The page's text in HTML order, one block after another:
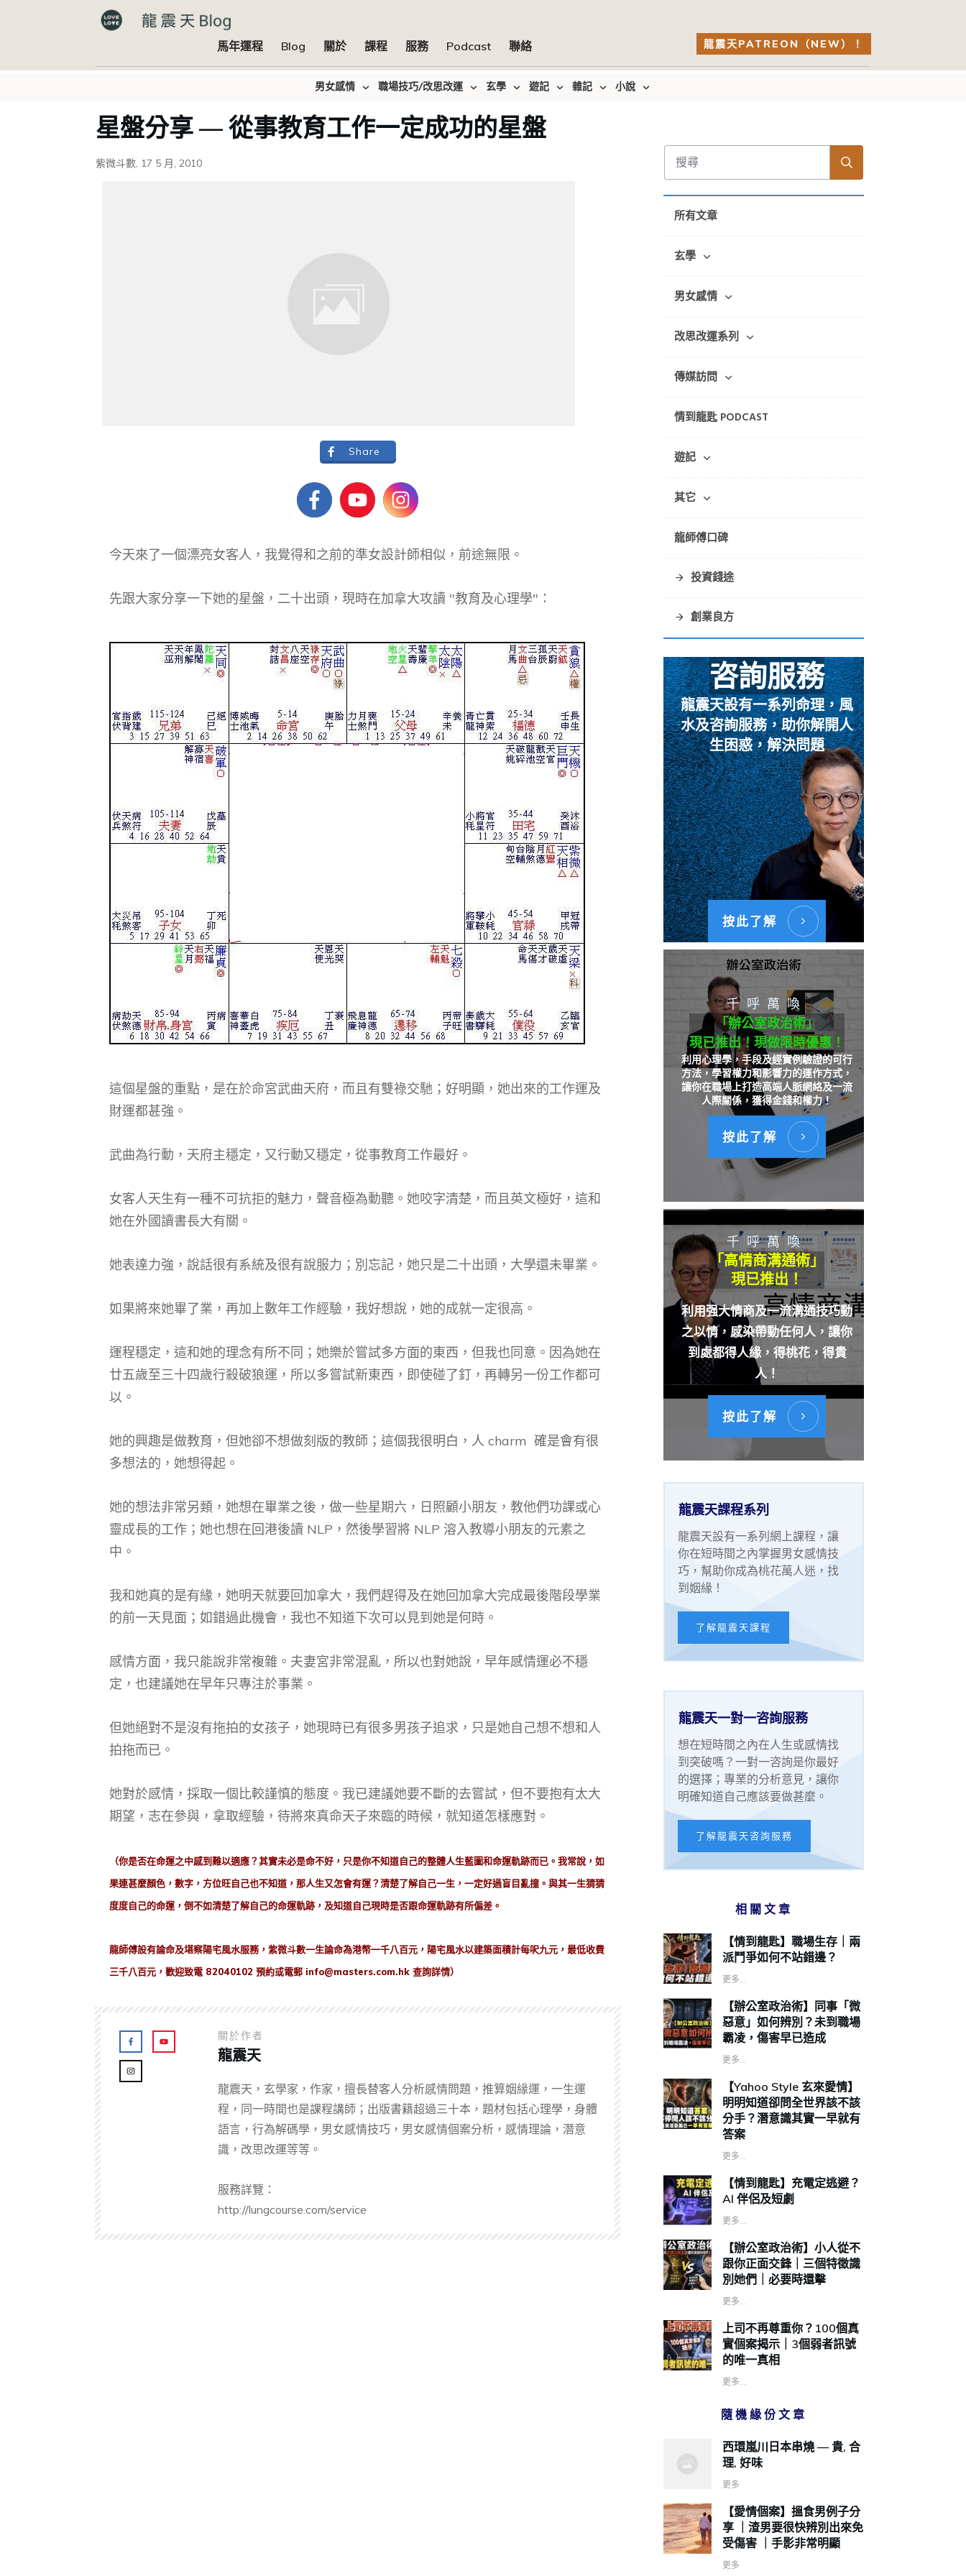
馬年運程 Blog 關於 課程 服務 Podcast 聯絡 龍震天PATREON（NEW）！
男女感情 職場技巧/改思改運 玄學 遊記 雜記 小說
星盤分享 — 從事教育工作一定成功的星盤
紫微斗數, 17 5 月, 2010
Share
今天來了一個漂亮女客人，我覺得和之前的準女設計師相似，前途無限。
先跟大家分享一下她的星盤，二十出頭，現時在加拿大攻讀 "教育及心理學"：
這個星盤的重點，是在於命宮武曲天府，而且有雙祿交馳；好明顯，她出來的工作運及
財運都甚強。
武曲為行動，天府主穩定，又行動又穩定，從事教育工作最好。
女客人天生有一種不可抗拒的魅力，聲音極為動聽。她咬字清楚，而且英文極好，這和
她在外國讀書長大有關。
她表達力強，說話很有系統及很有說服力；別忘記，她只是二十出頭，大學還未畢業。
如果將來她畢了業，再加上數年工作經驗，我好想說，她的成就一定很高。
運程穩定，這和她的理念有所不同；她樂於嘗試多方面的東西，但我也同意。因為她在
廿五歲至三十四歲行殺破狼運，所以多嘗試新東西，即使碰了釘，再轉另一份工作都可
以。
她的興趣是做教育，但她卻不想做刻版的教師；這個我很明白，人 charm 確是會有很
多想法的，她想得起。
她的想法非常另類，她想在畢業之後，做一些星期六，日照顧小朋友，教他們功課或心
靈成長的工作；她也想在回港後讀 NLP，然後學習將 NLP 溶入教導小朋友的元素之
中。
我和她真的是有緣，她明天就要回加拿大，我們趕得及在她回加拿大完成最後階段學業
的前一天見面；如錯過此機會，我也不知道下次可以見到她是何時。
感情方面，我只能說非常複雜。夫妻宮非常混亂，所以也對她說，早年感情運必不穩
定，也建議她在早年只專注於事業。
但她絕對不是沒有拖拍的女孩子，她現時已有很多男孩子追求，只是她自己想不想和人
拍拖而已。
她對於感情，採取一個比較謹慎的態度。我已建議她要不斷的去嘗試，但不要抱有太大
期望，志在參與，拿取經驗，待將來真命天子來臨的時候，就知道怎樣應對。
（你是否在命運之中感到難以適應？其實未必是命不好，只是你不知道自己的整體人生藍圖和命運軌跡而已。我常說，如
果連甚麼顏色，數字，方位旺自己也不知道，那人生又怎會有運？清楚了解自己一生，一定好過盲目亂撞。與其一生猜猜
度度自己的命運，倒不如清楚了解自己的命運軌跡，及知道自己現時是否跟命運軌跡有所偏差。
龍師傅設有論命及堪察陽宅風水服務，紫微斗數一生論命為港幣一千八百元，陽宅風水以建築面積計每呎九元，最低收費
三千八百元，歡迎致電 82040102 預約或電郵 info@masters.com.hk 查詢詳情）
關於作者
龍震天
龍震天，玄學家，作家，擅長替客人分析感情問題，推算姻緣運，一生運
程，同一時間也是課程講師；出版書籍超過三十本，題材包括心理學，身體
語言，行為解碼學，男女感情技巧，男女感情個案分析，感情理論，潛意
識，改思改運等等。
服務詳覽：
http://lungcourse.com/service
所有文章
玄學
男女感情
改思改運系列
傳媒訪問
情到龍匙 PODCAST
遊記
其它
龍師傅口碑
投資錢途
創業良方
咨詢服務
龍震天設有一系列命理，風
水及咨詢服務，助你解開人
生困惑，解決問題
按此了解
千呼萬喚
「辦公室政治術」
現已推出！現做限時優惠！
利用心理學，手段及經實例驗證的可行
方法，學習權力和影響力的運作方式，
讓你在職場上打造高端人脈網絡及一流
人際關係，獲得金錢和權力！
按此了解
千呼萬喚
「高情商溝通術」
現已推出！
利用强大情商及一流溝通技巧動
之以情，感染帶動任何人，讓你
到處都得人緣，得桃花，得貴
人！
按此了解
龍震天課程系列
龍震天設有一系列網上課程，讓
你在短時間之內掌握男女感情技
巧，幫助你成為桃花萬人迷，找
到姻緣！
了解龍震天課程
龍震天一對一咨詢服務
想在短時間之內在人生或感情找
到突破嗎？一對一咨詢是你最好
的選擇；專業的分析意見，讓你
明確知道自己應該要做甚麼。
了解龍震天咨詢服務
相關文章
【情到龍匙】職場生存｜兩
派鬥爭如何不站錯邊？
更多...
【辦公室政治術】同事「微
惡意」如何辨別？未到職場
霸凌，傷害早已造成
更多...
【Yahoo Style 玄來愛情】
明明知道卻問全世界該不該
分手？潛意識其實一早就有
答案
更多...
【情到龍匙】充電定逃避？
AI 伴侶及短劇
更多...
【辦公室政治術】小人從不
跟你正面交鋒｜三個特徵識
別她們｜必要時還擊
更多...
上司不再尊重你？100個真
實個案揭示｜3個弱者訊號
的唯一真相
更多...
隨機緣份文章
西環嵐川日本串燒 — 貴, 合
理, 好味
更多
【愛情個案】搵食男例子分
享 ｜渣男要很快辨別出來免
受傷害 ｜手影非常明顯
更多